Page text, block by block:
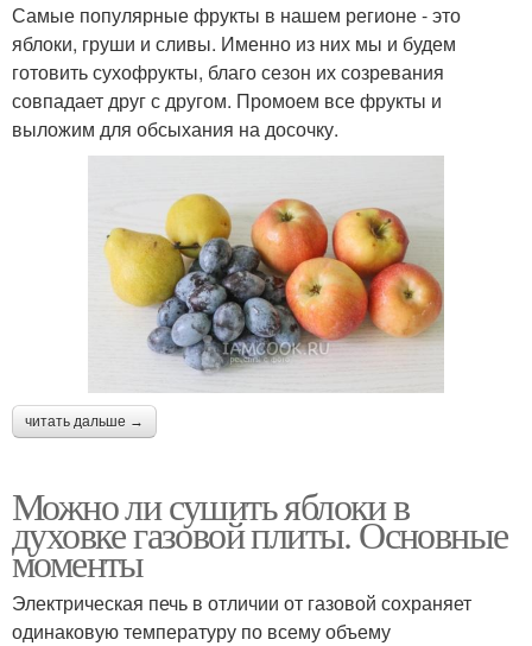
Самые популярные фрукты в нашем регионе - это
яблоки, груши и сливы. Именно из них мы и будем
готовить сухофрукты, благо сезон их созревания
совпадает друг с другом. Промоем все фрукты и
выложим для обсыхания на досочку.
читать дальше →
Можно ли сушить яблоки в
духовке газовой плиты. Основные
моменты
Электрическая печь в отличии от газовой сохраняет
одинаковую температуру по всему объему